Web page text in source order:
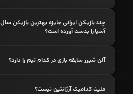
چند بازیکن ایرانی جایزه بهترین بازیکن سال
آسیا را بدست آورده است؟
آلن شیرر سابقه بازی در کدام تیم را دارد؟
ملیت کدامیک آرژانتین نیست؟